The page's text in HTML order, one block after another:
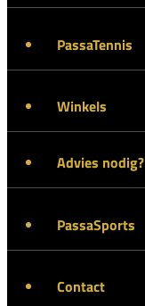
PassaTennis
Winkels
Advies nodig?
PassaSports
Contact